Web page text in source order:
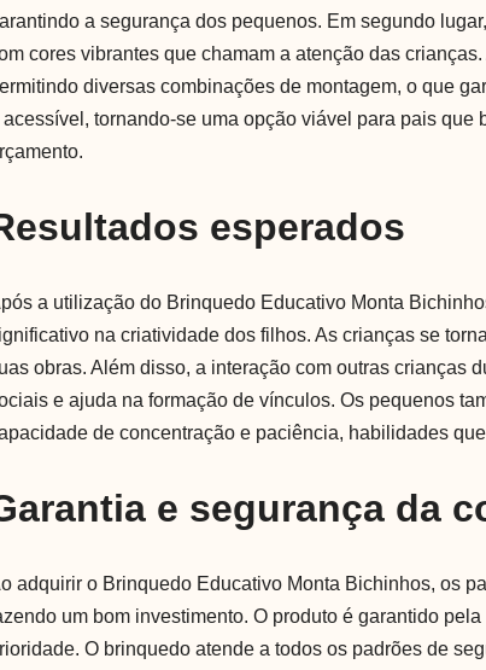
a segurança dos pequenos. Em segundo
cores vibrantes que chamam a atenção das
diversas combinações de montagem, o que
acessível, tornando-se uma opção viável para pais que
esperados
a utilização do Brinquedo Educativo Monta
na criatividade dos filhos. As crianças se
obras. Além disso, a interação com outras crianças
e ajuda na formação de vínculos. Os pequenos
de concentração e paciência, habilidades
e segurança da
adquirir o Brinquedo Educativo Monta Bichinhos, os
um bom investimento. O produto é garantido
O brinquedo atende a todos os padrões de